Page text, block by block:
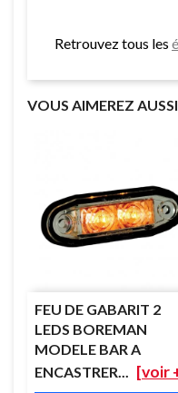
Retrouvez tous les
VOUS AIMEREZ AUSSI
FEU DE GABARIT 2
LEDS BOREMAN
MODELE BAR A
ENCASTRER...
[voir